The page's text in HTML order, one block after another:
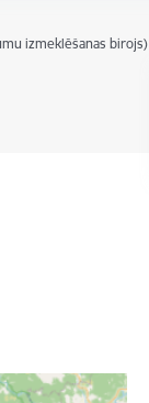
izmeklēšanas birojs)